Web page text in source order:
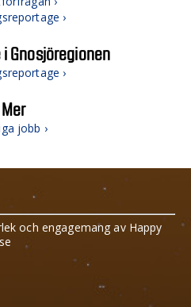
›
Gnosjöregionen
›
Mer
jobb ›
och engagemang av Happy